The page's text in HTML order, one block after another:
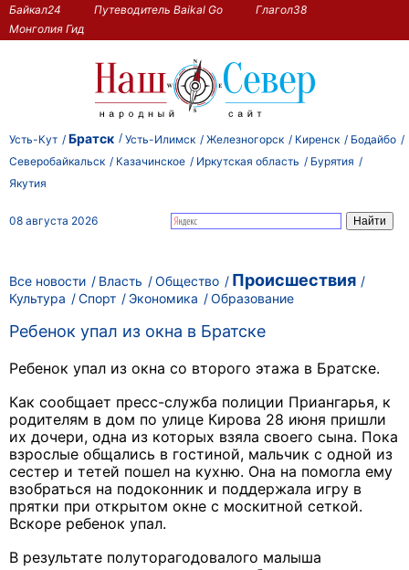
Байкал24 Путеводитель Baikal Go
Глагол38
Монголия Гид
Усть-Кут Братск Усть-Илимск Железногорск Киренск
Бодайбо
Северобайкальск
Казачинское Иркутская область
Бурятия
Якутия
08 августа 2026
Все новости Власть Общество Происшествия
Культура Спорт Экономика Образование
Ребенок упал из окна в Братске
Ребенок упал из окна со второго этажа в Братске.
Как сообщает пресс-служба полиции Приангарья, к
родителям в дом по улице Кирова 28 июня пришли
их дочери, одна из которых взяла своего сына. Пока
взрослые общались в гостиной, мальчик с одной из
сестер и тетей пошел на кухню. Она на помогла ему
взобраться на подоконник и поддержала игру в
прятки при открытом окне с москитной сеткой.
Вскоре ребенок упал.
В результате полуторагодовалого малыша